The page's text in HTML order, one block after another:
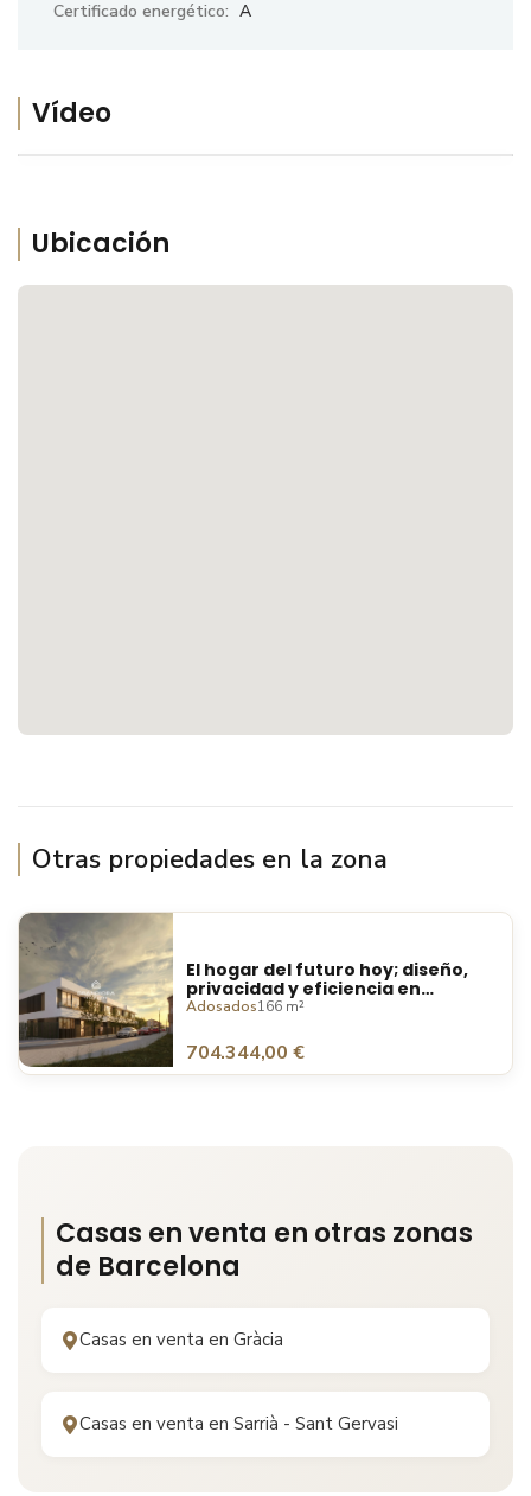
Certificado energético: A
Vídeo
Ubicación
Otras propiedades en la zona
El hogar del futuro hoy; diseño,
privacidad y eficiencia en
Palafolls
Adosados166 m²
704.344,00 €
Casas en venta en otras zonas
de Barcelona
Casas en venta en Gràcia
Casas en venta en Sarrià - Sant Gervasi